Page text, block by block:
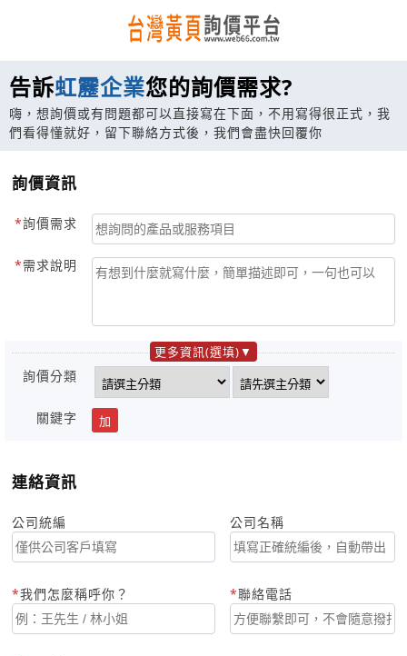
告訴虹靂企業您的詢價需求?
嗨，想詢價或有問題都可以直接寫在下面，不用寫得很正式，我
們看得懂就好，留下聯絡方式後，我們會盡快回覆你
詢價資訊
詢價需求
需求說明
更多資訊(選填)
詢價分類
關鍵字 加
連絡資訊
公司統編 公司名稱
我們怎麼稱呼你？ 聯絡電話